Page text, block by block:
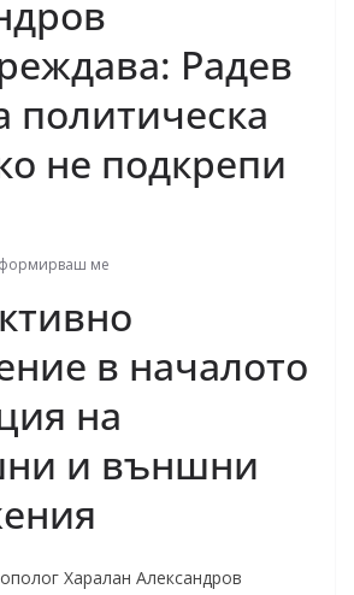
Радев
политическа
не подкрепи
ме
в началото
на
и външни
Харалан Александров